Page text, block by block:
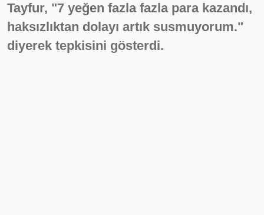
Tayfur, "7 yeğen fazla fazla para kazandı,
haksızlıktan dolayı artık susmuyorum."
diyerek tepkisini gösterdi.